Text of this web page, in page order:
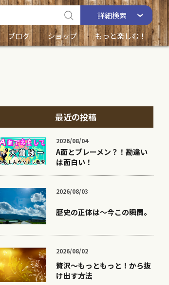
詳細検索
ブログ ショップ もっと楽しむ！
最近の投稿
2026/08/04
A面とブレーメン？！勘違い
は面白い！
2026/08/03
歴史の正体は〜今この瞬間。
2026/08/02
贅沢〜もっともっと！から抜
け出す方法